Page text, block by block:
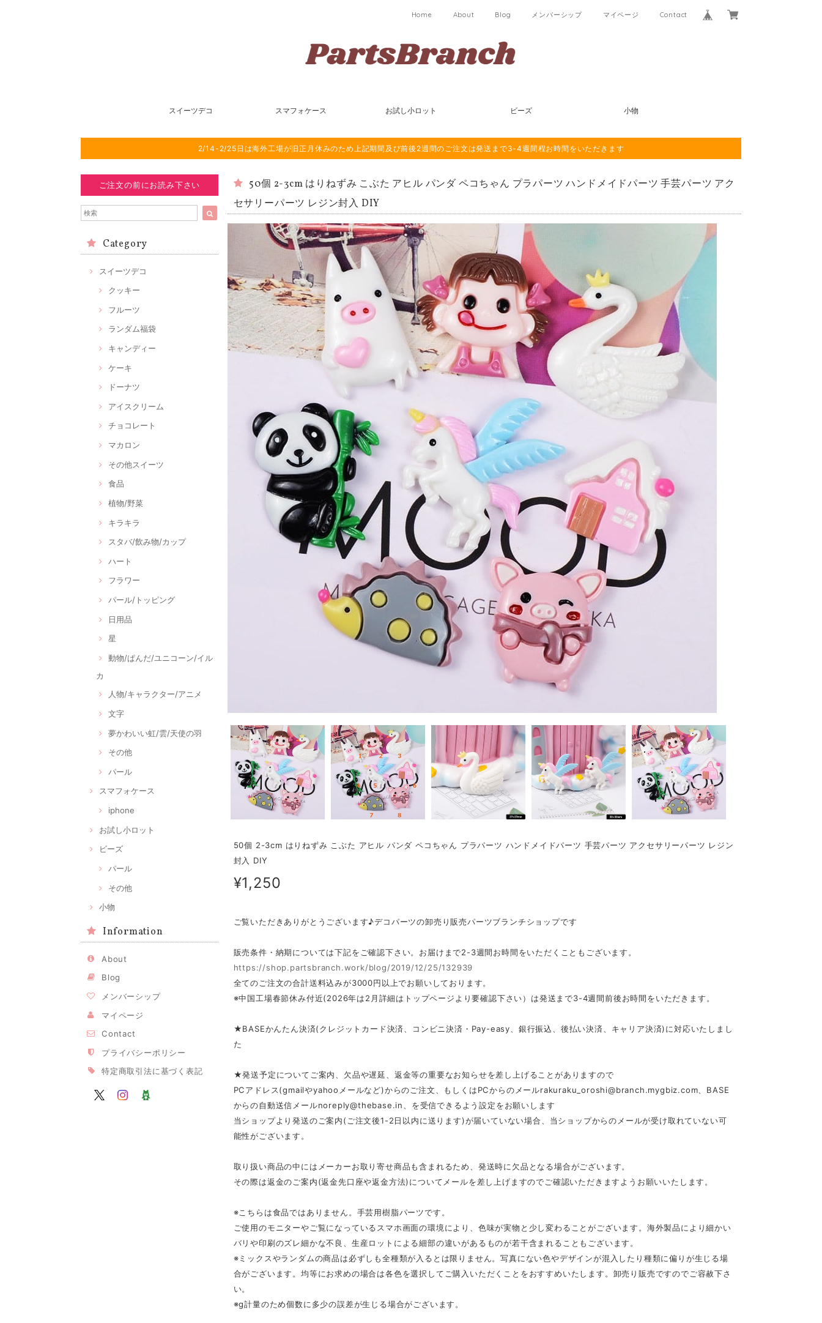
Home About Blog メンバーシップ マイページ Contact
スイーツデコ スマフォケース お試し小ロット ビーズ 小物
2/14-2/25日は海外工場が旧正月休みのため上記期間及び前後2週間のご注文は発送まで3-4週間程お時間をいただきます
ご注文の前にお読み下さい
Category
スイーツデコ
クッキー
フルーツ
ランダム福袋
キャンディー
ケーキ
ドーナツ
アイスクリーム
チョコレート
マカロン
その他スイーツ
食品
植物/野菜
キラキラ
スタバ/飲み物/カップ
ハート
フラワー
パール/トッピング
日用品
星
動物/ぱんだ/ユニコーン/イル
カ
人物/キャラクター/アニメ
文字
夢かわいい虹/雲/天使の羽
その他
パール
スマフォケース
iphone
お試し小ロット
ビーズ
パール
その他
小物
Information
About
Blog
メンバーシップ
マイページ
Contact
プライバシーポリシー
特定商取引法に基づく表記
50個 2-3cm はりねずみ こぶた アヒル パンダ ペコちゃん プラパーツ ハンドメイドパーツ 手芸パーツ アク
セサリーパーツ レジン封入 DIY
50個 2-3cm はりねずみ こぶた アヒル パンダ ペコちゃん プラパーツ ハンドメイドパーツ 手芸パーツ アクセサリーパーツ レジン
封入 DIY
¥1,250
ご覧いただきありがとうございます♪デコパーツの卸売り販売パーツブランチショップです
販売条件・納期については下記をご確認下さい。お届けまで2-3週間お時間をいただくこともございます。
https://shop.partsbranch.work/blog/2019/12/25/132939
全てのご注文の合計送料込みが3000円以上でお願いしております。
※中国工場春節休み付近(2026年は2月詳細はトップページより要確認下さい）は発送まで3-4週間前後お時間をいただきます。
★BASEかんたん決済(クレジットカード決済、コンビニ決済・Pay-easy、銀行振込、後払い決済、キャリア決済)に対応いたしまし
た
★発送予定についてご案内、欠品や遅延、返金等の重要なお知らせを差し上げることがありますので
PCアドレス(gmailやyahooメールなど)からのご注文、もしくはPCからのメールrakuraku_oroshi@branch.mygbiz.com 、BASE
からの自動送信メールnoreply@thebase.in
、を受信できるよう設定をお願いします
当ショップより発送のご案内(ご注文後1-2日以内に送ります)が届いていない場合、当ショップからのメールが受け取れていない可
能性がございます。
取り扱い商品の中にはメーカーお取り寄せ商品も含まれるため、発送時に欠品となる場合がございます。
その際は返金のご案内(返金先口座や返金方法)についてメールを差し上げますのでご確認いただきますようお願いいたします。
※こちらは食品ではありません。手芸用樹脂パーツです。
ご使用のモニターやご覧になっているスマホ画面の環境により、色味が実物と少し変わることがございます。海外製品により細かい
バリや印刷のズレ細かな不良、生産ロットによる細部の違いがあるものが若干含まれることもございます。
※ミックスやランダムの商品は必ずしも全種類が入るとは限りません。写真にない色やデザインが混入したり種類に偏りが生じる場
合がございます。均等にお求めの場合は各色を選択してご購入いただくことをおすすめいたします。卸売り販売ですのでご容赦下さ
い。
※g計量のため個数に多少の誤差が生じる場合がございます。